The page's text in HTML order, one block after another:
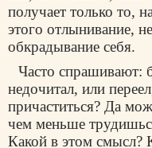
получает только то,
этого отлынивание,
обкрадывание себя.
Часто спрашивают:
недочитал, или
причаститься? Да
чем меньше
Какой в этом смысл?